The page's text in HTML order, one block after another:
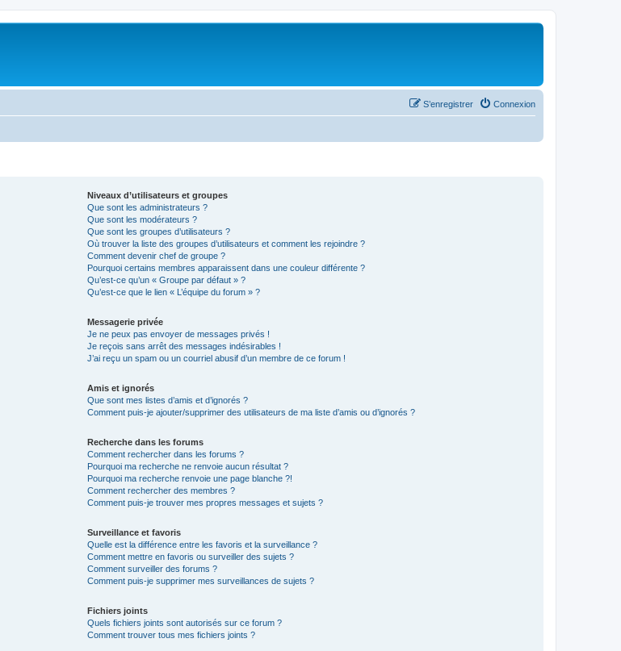
Connexion
S’enregistrer
Niveaux d’utilisateurs et groupes
Que sont les administrateurs ?
Que sont les modérateurs ?
Que sont les groupes d’utilisateurs ?
Où trouver la liste des groupes d’utilisateurs et comment les rejoindre ?
Comment devenir chef de groupe ?
Pourquoi certains membres apparaissent dans une couleur différente ?
Qu’est-ce qu’un « Groupe par défaut » ?
Qu’est-ce que le lien « L’équipe du forum » ?
Messagerie privée
Je ne peux pas envoyer de messages privés !
Je reçois sans arrêt des messages indésirables !
J’ai reçu un spam ou un courriel abusif d’un membre de ce forum !
Amis et ignorés
Que sont mes listes d’amis et d’ignorés ?
Comment puis-je ajouter/supprimer des utilisateurs de ma liste d’amis ou d’ignorés ?
Recherche dans les forums
Comment rechercher dans les forums ?
Pourquoi ma recherche ne renvoie aucun résultat ?
Pourquoi ma recherche renvoie une page blanche ?!
Comment rechercher des membres ?
Comment puis-je trouver mes propres messages et sujets ?
Surveillance et favoris
Quelle est la différence entre les favoris et la surveillance ?
Comment mettre en favoris ou surveiller des sujets ?
Comment surveiller des forums ?
Comment puis-je supprimer mes surveillances de sujets ?
Fichiers joints
Quels fichiers joints sont autorisés sur ce forum ?
Comment trouver tous mes fichiers joints ?